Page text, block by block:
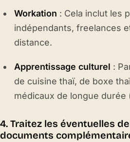
Workation : Cela inclut les
indépendants, freelances
distance.
Apprentissage culturel :
de cuisine thaï, de boxe
médicaux de longue durée
4. Traitez les éventuelles
documents